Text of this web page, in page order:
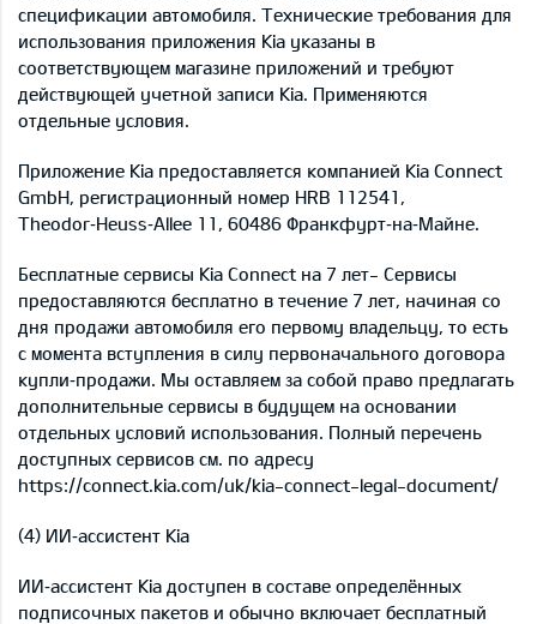
спецификации автомобиля. Технические требования для
использования приложения Kia указаны в
соответствующем магазине приложений и требуют
действующей учетной записи Kia. Применяются
отдельные условия.
Приложение Kia предоставляется компанией Kia Connect
GmbH, регистрационный номер HRB 112541,
Theodor‑Heuss‑Allee 11, 60486 Франкфурт‑на‑Майне.
Бесплатные сервисы Kia Connect на 7 лет- Сервисы
предоставляются бесплатно в течение 7 лет, начиная со
дня продажи автомобиля его первому владельцу, то есть
с момента вступления в силу первоначального договора
купли‑продажи. Мы оставляем за собой право предлагать
дополнительные сервисы в будущем на основании
отдельных условий использования. Полный перечень
доступных сервисов см. по адресу
https://connect.kia.com/uk/kia-connect-legal-document/
(4) ИИ‑ассистент Kia
ИИ‑ассистент Kia доступен в составе определённых
подписочных пакетов и обычно включает бесплатный